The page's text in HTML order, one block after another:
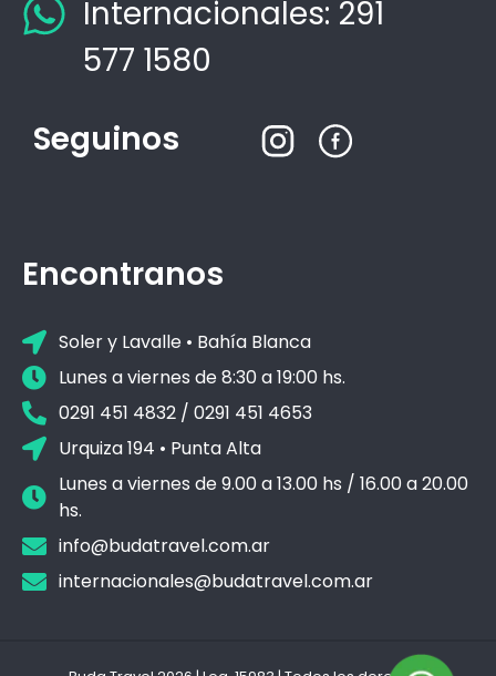
Internacionales: 291
577 1580
Seguinos
Encontranos
Soler y Lavalle • Bahía Blanca
Lunes a viernes de 8:30 a 19:00 hs.
0291 451 4832 / 0291 451 4653
Urquiza 194 • Punta Alta
Lunes a viernes de 9.00 a 13.00 hs / 16.00 a 20.00
hs.
info@budatravel.com.ar
internacionales@budatravel.com.ar